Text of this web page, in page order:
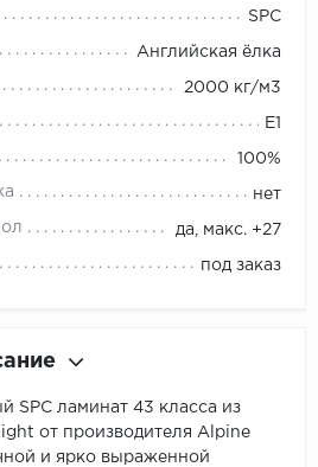
SPC
Английская ёлка
2000 кг/м3
E1
100%
нет
да, макс. +27
под заказ
SPC ламинат 43 класса из
от производителя Alpine
и ярко выраженной